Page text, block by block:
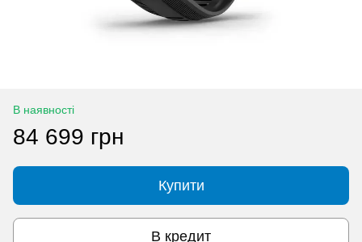
В наявності
84 699 грн
Купити
В кредит